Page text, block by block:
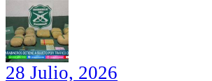
28 Julio, 2026